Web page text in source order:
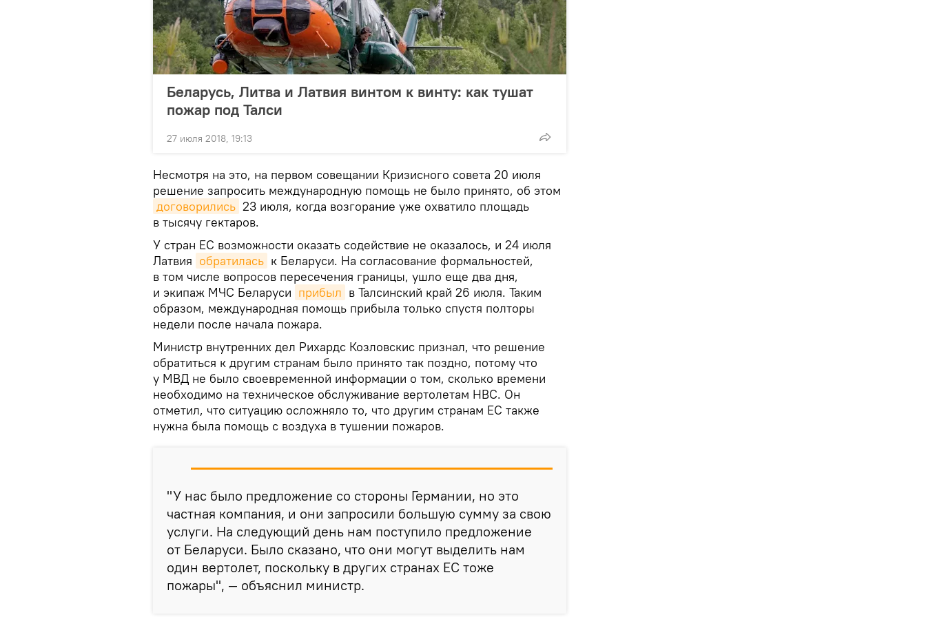
Беларусь, Литва и Латвия винтом к винту: как тушат
пожар под Талси
27 июля 2018, 19:13
Несмотря на это, на первом совещании Кризисного совета 20 июля
решение запросить международную помощь не было принято, об этом
договорились 23 июля, когда возгорание уже охватило площадь
в тысячу гектаров.
У стран ЕС возможности оказать содействие не оказалось, и 24 июля
Латвия обратилась к Беларуси. На согласование формальностей,
в том числе вопросов пересечения границы, ушло еще два дня,
и экипаж МЧС Беларуси прибыл в Талсинский край 26 июля. Таким
образом, международная помощь прибыла только спустя полторы
недели после начала пожара.
Министр внутренних дел Рихардс Козловскис признал, что решение
обратиться к другим странам было принято так поздно, потому что
у МВД не было своевременной информации о том, сколько времени
необходимо на техническое обслуживание вертолетам НВС. Он
отметил, что ситуацию осложняло то, что другим странам ЕС также
нужна была помощь с воздуха в тушении пожаров.
"У нас было предложение со стороны Германии, но это
частная компания, и они запросили большую сумму за свою
услуги. На следующий день нам поступило предложение
от Беларуси. Было сказано, что они могут выделить нам
один вертолет, поскольку в других странах ЕС тоже
пожары", — объяснил министр.